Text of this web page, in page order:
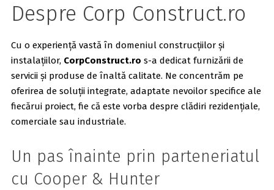
Despre Corp Construct.ro
Cu o experiență vastă în domeniul construcțiilor și
instalațiilor, CorpConstruct.ro s-a dedicat furnizării de
servicii și produse de înaltă calitate. Ne concentrăm pe
oferirea de soluții integrate, adaptate nevoilor specifice ale
fiecărui proiect, fie că este vorba despre clădiri rezidențiale,
comerciale sau industriale.
Un pas înainte prin parteneriatul
cu Cooper & Hunter